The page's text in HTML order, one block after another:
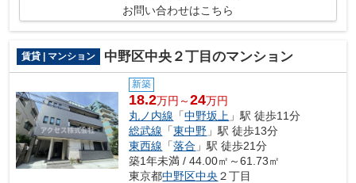
お問い合わせはこちら
賃貸 | マンション 中野区中央２丁目のマンション
新築
18.2万円～24万円
丸ノ内線 「中野坂上 」駅 徒歩11分
総武線 「東中野 」駅 徒歩13分
東西線 「落合 」駅 徒歩21分
築1年未満 / 44.00㎡～61.73㎡
東京都中野区中央 ２丁目